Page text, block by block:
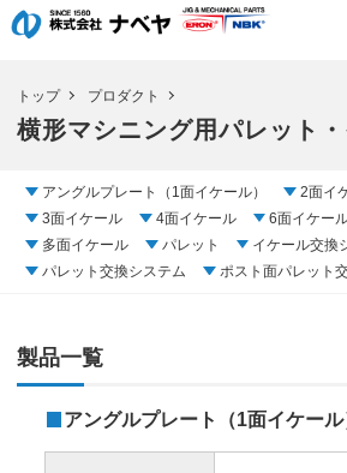
トップ プロダクト
横形マシニング用パレット
アングルプレート（1面イケール）
2面イ
3面イケール
4面イケール 6面イケー
多面イケール
パレット
イケール交換
パレット交換システム
ポスト面パレット
製品一覧
アングルプレート（1面イケール